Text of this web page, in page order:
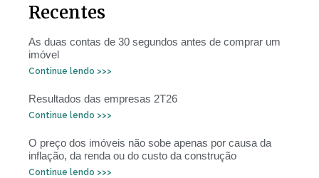
Recentes
As duas contas de 30 segundos antes de comprar um
imóvel
Continue lendo >>>
Resultados das empresas 2T26
Continue lendo >>>
O preço dos imóveis não sobe apenas por causa da
inflação, da renda ou do custo da construção
Continue lendo >>>